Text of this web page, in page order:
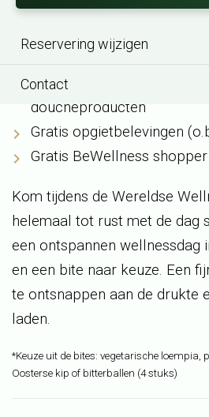
Reservering wijzigen
Contact
Entree vanaf 10:00 uur
Onbeperkt gebruik van
doucheproducten
Gratis opgietbelevingen
Gratis BeWellness
Kom tijdens de Wereldse
helemaal tot rust met de dag
een ontspannen wellnessdag
en een bite naar keuze. Een
te ontsnappen aan de drukte
laden.
*Keuze uit de bites: vegetarische loempia,
Oosterse kip of bitterballen (4 stuks)